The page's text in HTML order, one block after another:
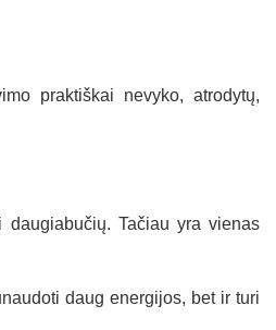
praktiškai nevyko, atrodytų,
daugiabučių. Tačiau yra vienas
daug energijos, bet ir turi